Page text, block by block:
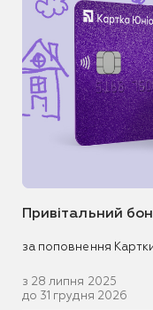
Привітальний
за поповнення
з 28 липня 2025
до 31 грудня 2026